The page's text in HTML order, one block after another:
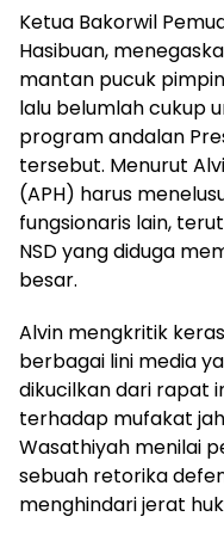
Ketua Bakorwil
Hasibuan,
mantan pucuk
lalu belumlah cukup
program andalan
tersebut. Menurut
(APH) harus
fungsionaris lain,
NSD yang diduga
besar.
Alvin mengkritik
berbagai lini media
dikucilkan dari rapat
terhadap mufakat
Wasathiyah menilai
sebuah retorika
menghindari jerat